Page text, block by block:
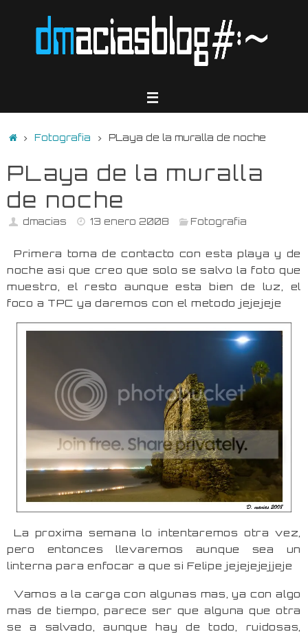
InicioFotografia PLaya de la muralla de noche
PLaya de la muralla
de noche
dmacias 13 enero 2008 Fotografia
Primera toma de contacto con esta playa y de
noche asi que creo que solo se salvo la foto que
muestro, el resto aunque esta bien de luz, el
foco a TPC ya daremos con el metodo jejejeje
La proxima semana lo intentaremos otra vez,
pero entonces llevaremos aunque sea un
linterna para enfocar a que si Felipe jejejejejjeje
Vamos a la carga con algunas mas, ya con algo
mas de tiempo, parece ser que alguna que otra
se a salvado, aunque hay de todo, ruidosas,